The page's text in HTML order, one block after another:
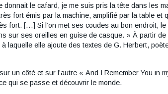
le cafard, je me suis pris la tête dans les
fort émis par la machine, amplifié par la table et
fort. […] Si l’on met ses coudes au bon endroit, le
sur ses oreilles en guise de casque. » À partir de
laquelle elle ajoute des textes de G. Herbert,
un côté et sur l’autre « And I Remember You in
qui se passe et découvrir le monde.